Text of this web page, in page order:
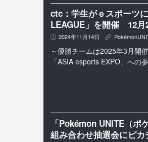
ctc：学生がｅスポーツ
LEAGUE」を開催 12月
P 2024年11月14日 K
～優勝チームは2025年3月開
「ASIA esports EXPO」への
「Pokémon UNITE（
組み合わせ抽選会にピ